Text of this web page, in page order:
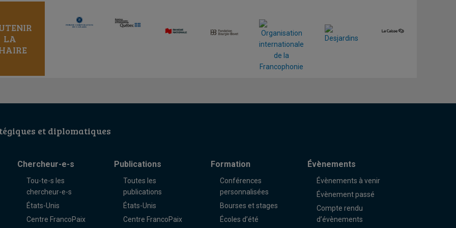
LA
et diplomatiques
Chercheur-e-s
Tou-te-s les
chercheur-e-s
États-Unis
Centre FrancoPaix
Publications
Toutes les
publications
États-Unis
Centre FrancoPaix
Formation
Conférences
personnalisées
Bourses et stages
Écoles d’été
Évènements
Évènements à venir
Évènement passé
Compte rendu
d’évènements